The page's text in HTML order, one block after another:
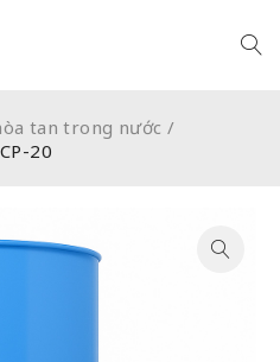
tan trong nước /
20